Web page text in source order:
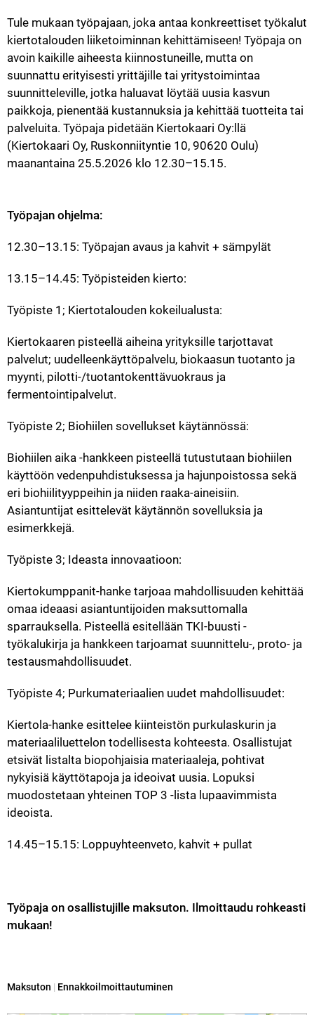
Tule mukaan työpajaan, joka antaa konkreettiset työkalut
kiertotalouden liiketoiminnan kehittämiseen! Työpaja on
avoin kaikille aiheesta kiinnostuneille, mutta on
suunnattu erityisesti yrittäjille tai yritystoimintaa
suunnitteleville, jotka haluavat löytää uusia kasvun
paikkoja, pienentää kustannuksia ja kehittää tuotteita tai
palveluita. Työpaja pidetään Kiertokaari Oy:llä
(Kiertokaari Oy, Ruskonniityntie 10, 90620 Oulu)
maanantaina 25.5.2026 klo 12.30–15.15.
Työpajan ohjelma:
12.30–13.15: Työpajan avaus ja kahvit + sämpylät
13.15–14.45: Työpisteiden kierto:
Työpiste 1; Kiertotalouden kokeilualusta:
Kiertokaaren pisteellä aiheina yrityksille tarjottavat
palvelut; uudelleenkäyttöpalvelu, biokaasun tuotanto ja
myynti, pilotti-/tuotantokenttävuokraus ja
fermentointipalvelut.
Työpiste 2; Biohiilen sovellukset käytännössä:
Biohiilen aika -hankkeen pisteellä tutustutaan biohiilen
käyttöön vedenpuhdistuksessa ja hajunpoistossa sekä
eri biohiilityyppeihin ja niiden raaka-aineisiin.
Asiantuntijat esittelevät käytännön sovelluksia ja
esimerkkejä.
Työpiste 3; Ideasta innovaatioon:
Kiertokumppanit-hanke tarjoaa mahdollisuuden kehittää
omaa ideaasi asiantuntijoiden maksuttomalla
sparrauksella. Pisteellä esitellään TKI-buusti -
työkalukirja ja hankkeen tarjoamat suunnittelu-, proto- ja
testausmahdollisuudet.
Työpiste 4; Purkumateriaalien uudet mahdollisuudet:
Kiertola-hanke esittelee kiinteistön purkulaskurin ja
materiaaliluettelon todellisesta kohteesta. Osallistujat
etsivät listalta biopohjaisia materiaaleja, pohtivat
nykyisiä käyttötapoja ja ideoivat uusia. Lopuksi
muodostetaan yhteinen TOP 3 -lista lupaavimmista
ideoista.
14.45–15.15: Loppuyhteenveto, kahvit + pullat
Työpaja on osallistujille maksuton. Ilmoittaudu rohkeasti
mukaan!
Kategoria:
Maksuton | Ennakkoilmoittautuminen